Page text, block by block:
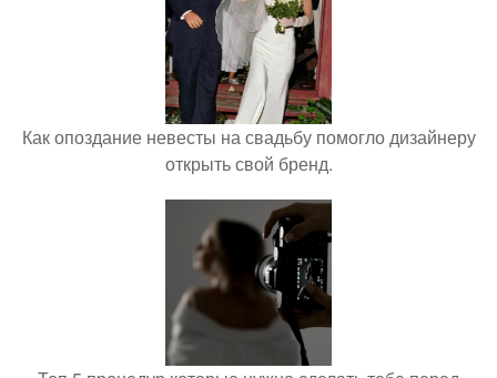
Как опоздание невесты на свадьбу помогло дизайнеру
открыть свой бренд.